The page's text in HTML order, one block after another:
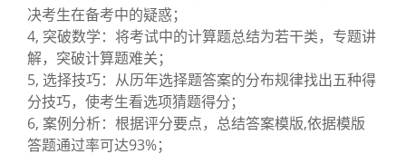
决考生在备考中的疑惑；
4, 突破数学：将考试中的计算题总结为若干类，专题讲
解，突破计算题难关；
5, 选择技巧：从历年选择题答案的分布规律找出五种得
分技巧，使考生看选项猜题得分；
6, 案例分析：根据评分要点，总结答案模版,依据模版
答题通过率可达93%；